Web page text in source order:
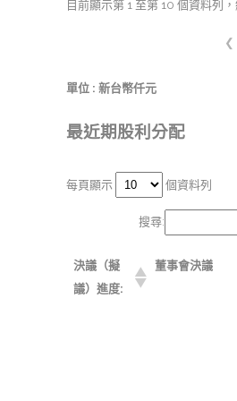
目前顯示第 1 至第 10 個資料列
❮
單位 : 新台幣仟元
最近期股利分配
每頁顯示 個資料列
搜尋:
決議（擬
議）進度:
董事會決議